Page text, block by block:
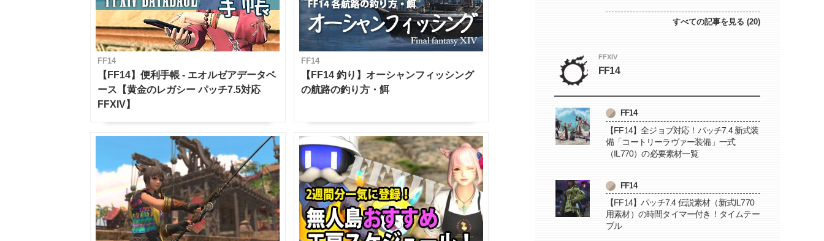
FF14
【FF14】便利手帳 - エオルゼアデータベ
ース【黄金のレガシー パッチ7.5対応
FFXIV】
FF14
【FF14 釣り】オーシャンフィッシング
の航路の釣り方・餌
すべての記事を見る (20)
FFXIV
FF14
FF14
【FF14】全ジョブ対応！パッチ7.4 新式装
備「コートリーラヴァー装備」一式
（IL770）の必要素材一覧
FF14
【FF14】パッチ7.4 伝説素材（新式IL770
用素材）の時間タイマー付き！タイムテー
ブル